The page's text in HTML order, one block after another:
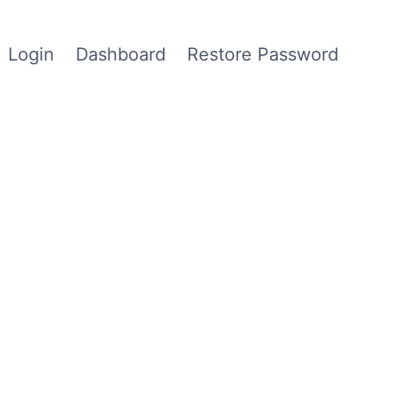
Login Dashboard Restore Password